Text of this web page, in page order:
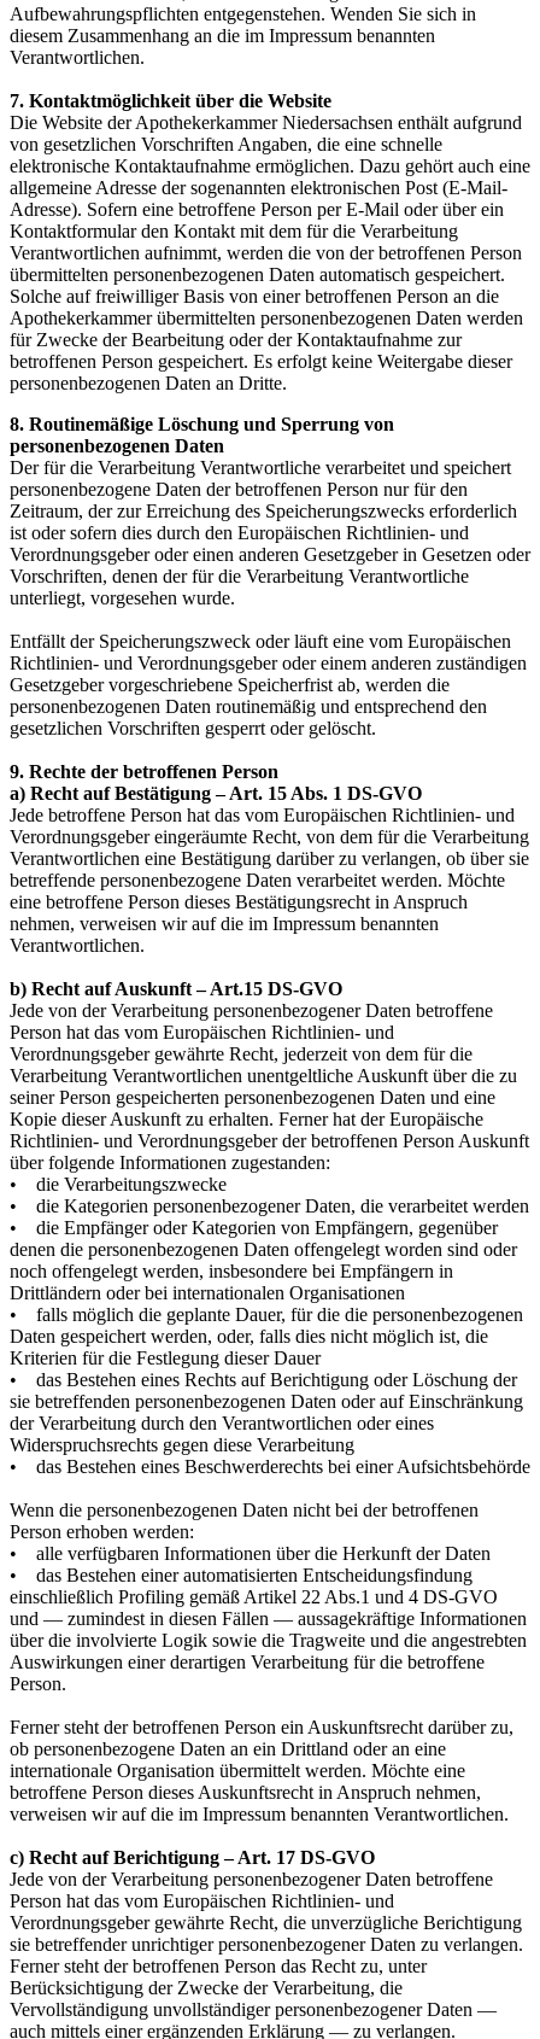
Aufbewahrungspflichten entgegenstehen. Wenden Sie sich in
diesem Zusammenhang an die im Impressum benannten
Verantwortlichen.
7. Kontaktmöglichkeit über die Website
Die Website der Apothekerkammer Niedersachsen enthält aufgrund
von gesetzlichen Vorschriften Angaben, die eine schnelle
elektronische Kontaktaufnahme ermöglichen. Dazu gehört auch eine
allgemeine Adresse der sogenannten elektronischen Post (E-Mail-
Adresse). Sofern eine betroffene Person per E-Mail oder über ein
Kontaktformular den Kontakt mit dem für die Verarbeitung
Verantwortlichen aufnimmt, werden die von der betroffenen Person
übermittelten personenbezogenen Daten automatisch gespeichert.
Solche auf freiwilliger Basis von einer betroffenen Person an die
Apothekerkammer übermittelten personenbezogenen Daten werden
für Zwecke der Bearbeitung oder der Kontaktaufnahme zur
betroffenen Person gespeichert. Es erfolgt keine Weitergabe dieser
personenbezogenen Daten an Dritte.
8. Routinemäßige Löschung und Sperrung von
personenbezogenen Daten
Der für die Verarbeitung Verantwortliche verarbeitet und speichert
personenbezogene Daten der betroffenen Person nur für den
Zeitraum, der zur Erreichung des Speicherungszwecks erforderlich
ist oder sofern dies durch den Europäischen Richtlinien- und
Verordnungsgeber oder einen anderen Gesetzgeber in Gesetzen oder
Vorschriften, denen der für die Verarbeitung Verantwortliche
unterliegt, vorgesehen wurde.
Entfällt der Speicherungszweck oder läuft eine vom Europäischen
Richtlinien- und Verordnungsgeber oder einem anderen zuständigen
Gesetzgeber vorgeschriebene Speicherfrist ab, werden die
personenbezogenen Daten routinemäßig und entsprechend den
gesetzlichen Vorschriften gesperrt oder gelöscht.
9. Rechte der betroffenen Person
a) Recht auf Bestätigung – Art. 15 Abs. 1 DS-GVO
Jede betroffene Person hat das vom Europäischen Richtlinien- und
Verordnungsgeber eingeräumte Recht, von dem für die Verarbeitung
Verantwortlichen eine Bestätigung darüber zu verlangen, ob über sie
betreffende personenbezogene Daten verarbeitet werden. Möchte
eine betroffene Person dieses Bestätigungsrecht in Anspruch
nehmen, verweisen wir auf die im Impressum benannten
Verantwortlichen.
b) Recht auf Auskunft – Art.15 DS-GVO
Jede von der Verarbeitung personenbezogener Daten betroffene
Person hat das vom Europäischen Richtlinien- und
Verordnungsgeber gewährte Recht, jederzeit von dem für die
Verarbeitung Verantwortlichen unentgeltliche Auskunft über die zu
seiner Person gespeicherten personenbezogenen Daten und eine
Kopie dieser Auskunft zu erhalten. Ferner hat der Europäische
Richtlinien- und Verordnungsgeber der betroffenen Person Auskunft
über folgende Informationen zugestanden:
• die Verarbeitungszwecke
• die Kategorien personenbezogener Daten, die verarbeitet werden
• die Empfänger oder Kategorien von Empfängern, gegenüber
denen die personenbezogenen Daten offengelegt worden sind oder
noch offengelegt werden, insbesondere bei Empfängern in
Drittländern oder bei internationalen Organisationen
• falls möglich die geplante Dauer, für die die personenbezogenen
Daten gespeichert werden, oder, falls dies nicht möglich ist, die
Kriterien für die Festlegung dieser Dauer
• das Bestehen eines Rechts auf Berichtigung oder Löschung der
sie betreffenden personenbezogenen Daten oder auf Einschränkung
der Verarbeitung durch den Verantwortlichen oder eines
Widerspruchsrechts gegen diese Verarbeitung
• das Bestehen eines Beschwerderechts bei einer Aufsichtsbehörde
Wenn die personenbezogenen Daten nicht bei der betroffenen
Person erhoben werden:
• alle verfügbaren Informationen über die Herkunft der Daten
• das Bestehen einer automatisierten Entscheidungsfindung
einschließlich Profiling gemäß Artikel 22 Abs.1 und 4 DS-GVO
und — zumindest in diesen Fällen — aussagekräftige Informationen
über die involvierte Logik sowie die Tragweite und die angestrebten
Auswirkungen einer derartigen Verarbeitung für die betroffene
Person.
Ferner steht der betroffenen Person ein Auskunftsrecht darüber zu,
ob personenbezogene Daten an ein Drittland oder an eine
internationale Organisation übermittelt werden. Möchte eine
betroffene Person dieses Auskunftsrecht in Anspruch nehmen,
verweisen wir auf die im Impressum benannten Verantwortlichen.
c) Recht auf Berichtigung – Art. 17 DS-GVO
Jede von der Verarbeitung personenbezogener Daten betroffene
Person hat das vom Europäischen Richtlinien- und
Verordnungsgeber gewährte Recht, die unverzügliche Berichtigung
sie betreffender unrichtiger personenbezogener Daten zu verlangen.
Ferner steht der betroffenen Person das Recht zu, unter
Berücksichtigung der Zwecke der Verarbeitung, die
Vervollständigung unvollständiger personenbezogener Daten —
auch mittels einer ergänzenden Erklärung — zu verlangen.